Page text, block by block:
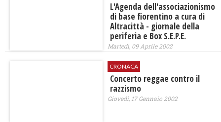
L'Agenda dell'associazionismo
di base fiorentino a cura di
Altracittà - giornale della
periferia e Box S.E.P.E.
Martedì, 09 Aprile 2002
CRONACA
Concerto reggae contro il
razzismo
Giovedì, 17 Gennaio 2002